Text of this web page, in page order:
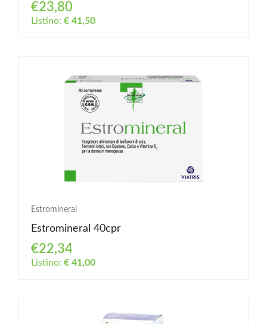
€23,80
Listino: € 41,50
Estromineral
Estromineral 40cpr
€22,34
Listino: € 41,00